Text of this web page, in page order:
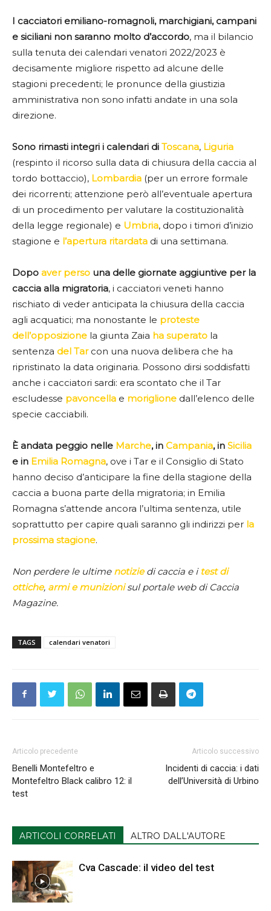
I cacciatori emiliano-romagnoli, marchigiani, campani
e siciliani non saranno molto d’accordo, ma il bilancio
sulla tenuta dei calendari venatori 2022/2023 è
decisamente migliore rispetto ad alcune delle
stagioni precedenti; le pronunce della giustizia
amministrativa non sono infatti andate in una sola
direzione.
Sono rimasti integri i calendari di Toscana, Liguria
(respinto il ricorso sulla data di chiusura della caccia al
tordo bottaccio), Lombardia (per un errore formale
dei ricorrenti; attenzione però all’eventuale apertura
di un procedimento per valutare la costituzionalità
della legge regionale) e Umbria, dopo i timori d’inizio
stagione e l’apertura ritardata di una settimana.
Dopo aver perso una delle giornate aggiuntive per la
caccia alla migratoria, i cacciatori veneti hanno
rischiato di veder anticipata la chiusura della caccia
agli acquatici; ma nonostante le proteste
dell’opposizione la giunta Zaia ha superato la
sentenza del Tarcon una nuova delibera che ha
ripristinato la data originaria. Possono dirsi soddisfatti
anche i cacciatori sardi: era scontato che il Tar
escludesse pavoncella e moriglione dall’elenco delle
specie cacciabili.
È andata peggio nelle Marche, in Campania, in Sicilia
e in Emilia Romagna, ove i Tar e il Consiglio di Stato
hanno deciso d’anticipare la fine della stagione della
caccia a buona parte della migratoria; in Emilia
Romagna s’attende ancora l’ultima sentenza, utile
soprattutto per capire quali saranno gli indirizzi per la
prossima stagione.
Non perdere le ultime notiziedi caccia e i test di
ottiche, armi e munizionisul portale web di Caccia
Magazine.
TAGS calendari venatori
Articolo precedente
Benelli Montefeltro e
Montefeltro Black calibro 12: il
test
Articolo successivo
Incidenti di caccia: i dati
dell’Università di Urbino
ARTICOLI CORRELATI ALTRO DALL'AUTORE
Cva Cascade: il video del test